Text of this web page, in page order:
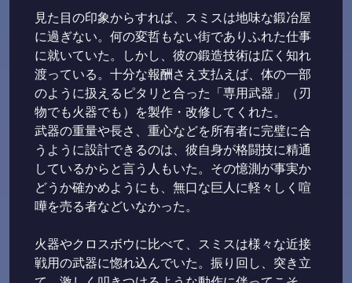
見た目の印象からすれば、スミスは地味な鍛冶屋
に過ぎない。何の変哲もない街でありふれた仕事
に就いていた。しかし、彼の鍛造技術は広く知れ
渡っている。十分な報酬さえ支払えば、体の一部
のように扱えるピタリと合った「専用武器」（刃
物でも火器でも）を製作・改修してくれた。
武器の重量や長さ、重心などを所有者に完璧に合
うように設計できるのは、彼自身が格闘技に精通
しているからと言う人もいた。その憶測が事実か
どうか確かめようにも、無口な巨人に軽々しく喧
嘩を売る者などいなかった。
火器やクロスボウに比べて、スミスは様々な近接
戦用の武器に惚れ込んでいた。振り回し、突き立